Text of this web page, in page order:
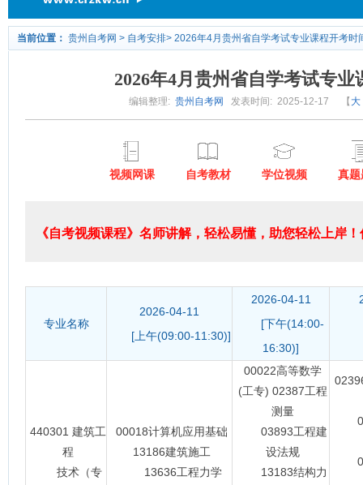
当前位置： 贵州自考网 > 自考安排> 2026年4月贵州省自学考试专业课程开考时
2026年4月贵州省自学考试专业
编辑整理: 贵州自考网 发表时间: 2025-12-17 【 大
视频网课 自考教材 学位视频 真题
《自考视频课程》名师讲解，轻松易懂，助您轻松上岸
专业名称
2026-04-11
[上午(09:00-11:30)]
2026-04-11
[下午(14:00-
16:30)]
440301 建筑工
程
技术（专
00018计算机应用基础
13186建筑施工
13636工程力学
00022高等数学
(工专) 02387工程
测量
03893工程建
设法规
13183结构力